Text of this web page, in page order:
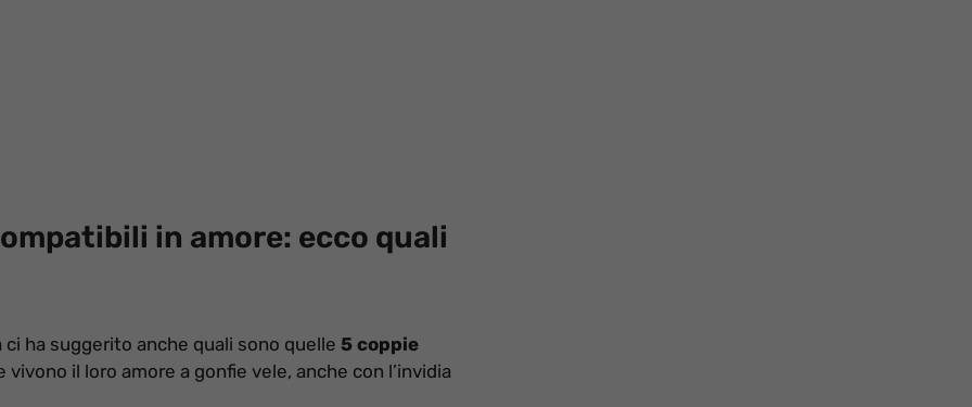
in amore: ecco quali
ci ha suggerito anche quali sono quelle 5 coppie
vivono il loro amore a gonfie vele, anche con l’invidia